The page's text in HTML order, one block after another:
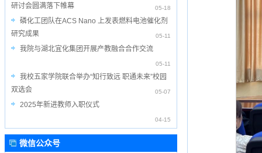
05-18
研讨会圆满落下帷幕
05-11
磷化工团队在ACS Nano 上发表燃料电池催化剂
研究成果
05-11
我院与湖北宜化集团开展产教融合合作交流
05-07
我校五家学院联合举办“知行致远 职通未来”校园
双选会
04-15
2025年新进教师入职仪式
微信公众号